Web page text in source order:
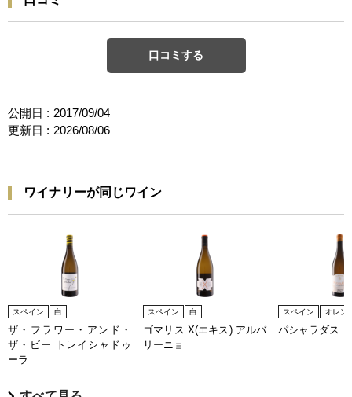
口コミする
公開日 : 2017/09/04
更新日 : 2026/08/06
ワイナリーが同じワイン
スペイン 白
ザ・フラワー・アンド・
ザ・ビー トレイシャドゥ
ーラ
スペイン 白
ゴマリス X(エキス) アルバ
リーニョ
スペイン オレン
パシャラダス